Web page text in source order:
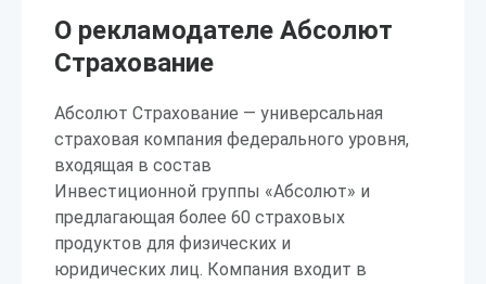
О рекламодателе Абсолют
Страхование
Абсолют Страхование — универсальная
страховая компания федерального уровня,
входящая в состав
Инвестиционной группы «Абсолют» и
предлагающая более 60 страховых
продуктов для физических и
юридических лиц. Компания входит в